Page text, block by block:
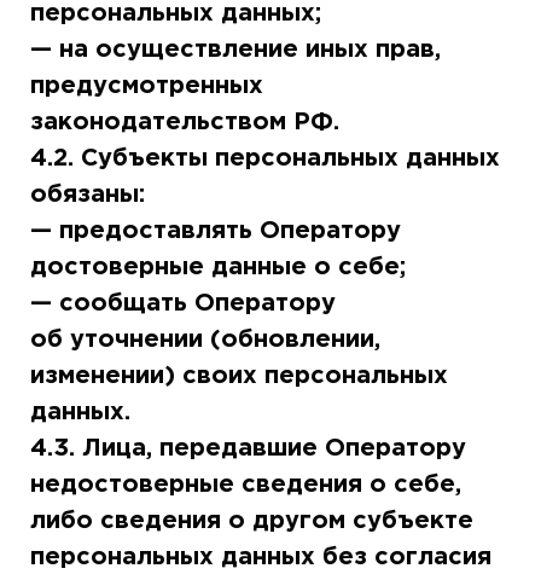
персональных данных;
— на осуществление иных прав,
предусмотренных
законодательством РФ.
4.2. Субъекты персональных данных
обязаны:
— предоставлять Оператору
достоверные данные о себе;
— сообщать Оператору
об уточнении (обновлении,
изменении) своих персональных
данных.
4.3. Лица, передавшие Оператору
недостоверные сведения о себе,
либо сведения о другом субъекте
персональных данных без согласия